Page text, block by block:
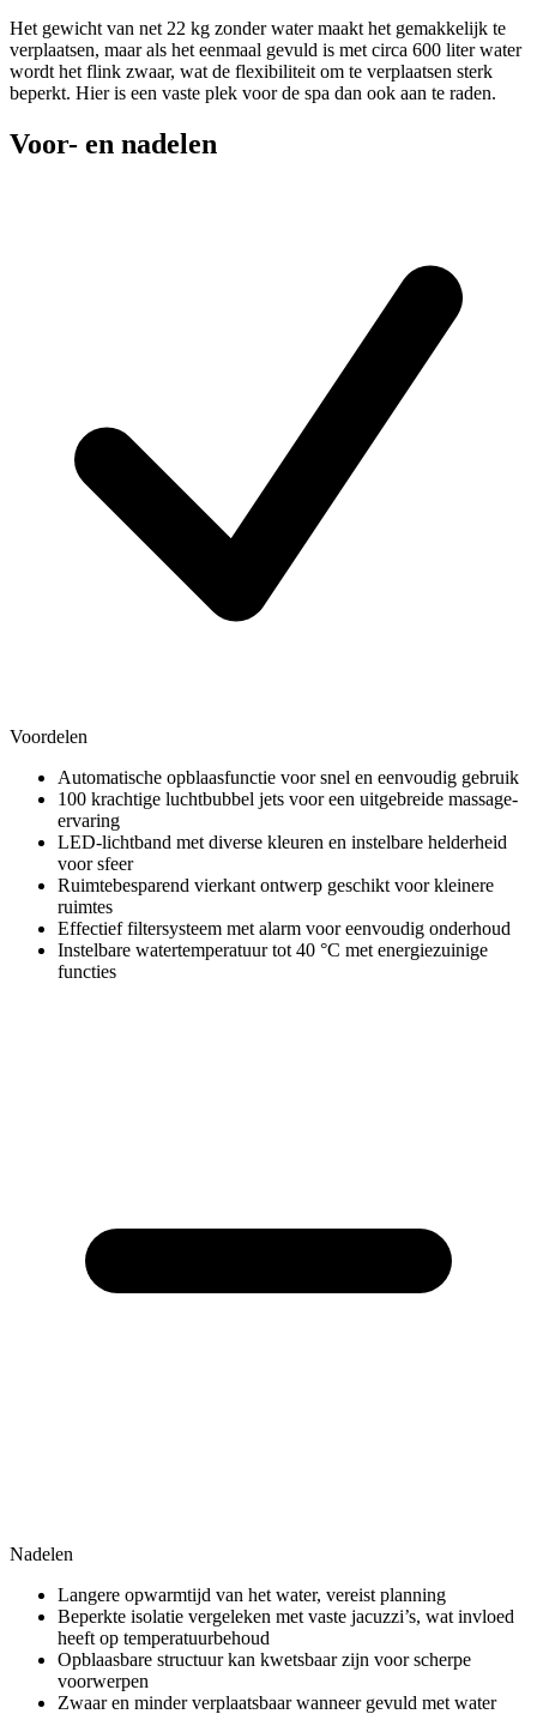
Het gewicht van net 22 kg zonder water maakt het gemakkelijk te
verplaatsen, maar als het eenmaal gevuld is met circa 600 liter water
wordt het flink zwaar, wat de flexibiliteit om te verplaatsen sterk
beperkt. Hier is een vaste plek voor de spa dan ook aan te raden.
Voor- en nadelen
Voordelen
Automatische opblaasfunctie voor snel en eenvoudig gebruik
100 krachtige luchtbubbel jets voor een uitgebreide massage-
ervaring
LED-lichtband met diverse kleuren en instelbare helderheid
voor sfeer
Ruimtebesparend vierkant ontwerp geschikt voor kleinere
ruimtes
Effectief filtersysteem met alarm voor eenvoudig onderhoud
Instelbare watertemperatuur tot 40 °C met energiezuinige
functies
Nadelen
Langere opwarmtijd van het water, vereist planning
Beperkte isolatie vergeleken met vaste jacuzzi’s, wat invloed
heeft op temperatuurbehoud
Opblaasbare structuur kan kwetsbaar zijn voor scherpe
voorwerpen
Zwaar en minder verplaatsbaar wanneer gevuld met water